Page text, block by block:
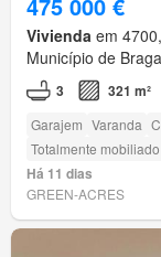
475 000 €
Vivienda em
Município de
3 321 m²
Garajem Varanda
Totalmente mobiliado
Há 11 dias
GREEN-ACRES